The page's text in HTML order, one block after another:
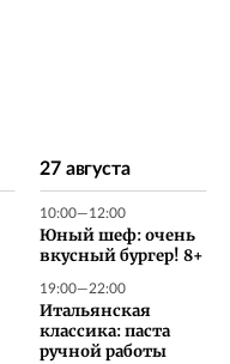
27 августа
10:00—12:00
Юный шеф: очень
вкусный бургер! 8+
19:00—22:00
Итальянская
классика: паста
ручной работы